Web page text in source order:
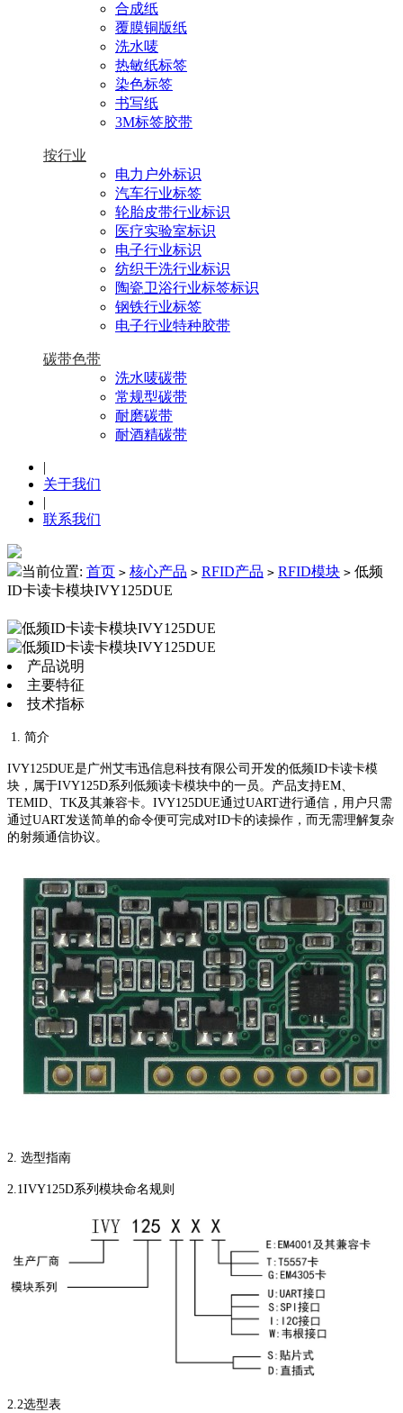
合成纸
覆膜铜版纸
洗水唛
热敏纸标签
染色标签
书写纸
3M标签胶带
按行业
电力户外标识
汽车行业标签
轮胎皮带行业标识
医疗实验室标识
电子行业标识
纺织干洗行业标识
陶瓷卫浴行业标签标识
钢铁行业标签
电子行业特种胶带
碳带色带
洗水唛碳带
常规型碳带
耐磨碳带
耐酒精碳带
|
关于我们
|
联系我们
当前位置: 首页 > 核心产品 > RFID产品 > RFID模块 > 低频
ID卡读卡模块IVY125DUE
产品说明
主要特征
技术指标
1. 简介
IVY125DUE是广州艾韦迅信息科技有限公司开发的低频ID卡读卡模
块，属于IVY125D系列低频读卡模块中的一员。产品支持EM、
TEMID、TK及其兼容卡。IVY125DUE通过UART进行通信，用户只需
通过UART发送简单的命令便可完成对ID卡的读操作，而无需理解复杂
的射频通信协议。
2. 选型指南
2.1IVY125D系列模块命名规则
2.2选型表